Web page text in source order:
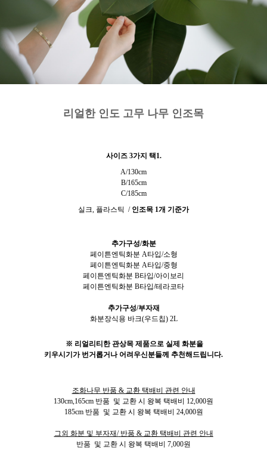
리얼한 인도 고무 나무 인조목
사이즈 3가지 택1.
A/130cm
B/165cm
C/185cm
실크, 플라스틱 / 인조목 1개 기준가
추가구성/화분
페이튼엔틱화분 A타입/소형
페이튼엔틱화분 A타입/중형
페이튼엔틱화분 B타입/아이보리
페이튼엔틱화분 B타입/테라코타
추가구성/부자재
화분장식용 바크(우드칩) 2L
※ 리얼리티한 관상목 제품으로 실제 화분을
키우시기가 번거롭거나 어려우신분들께 추천해드립니다.
조화나무 반품 & 교환 택배비 관련 안내
130cm,165cm 반품 및 교환 시 왕복 택배비 12,000원
185cm 반품 및 교환 시 왕복 택배비 24,000원
그외 화분 및 부자재/ 반품 & 교환 택배비 관련 안내
반품 및 교환 시 왕복 택배비 7,000원